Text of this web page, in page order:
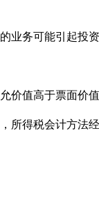
业务可能引起
价值高于票面价值
，所得税会计方